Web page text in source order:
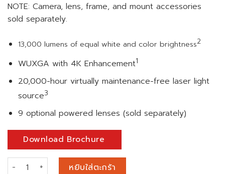
NOTE: Camera, lens, frame, and mount accessories
sold separately.
13,000 lumens of equal white and color brightness2
WUXGA with 4K Enhancement1
20,000-hour virtually maintenance-free laser light
source3
9 optional powered lenses (sold separately)
Download Brochure
จำนวน EB-PU2213B 13,000-Lumens 3LCD Large Venue
หยิบใส่ตะกร้า